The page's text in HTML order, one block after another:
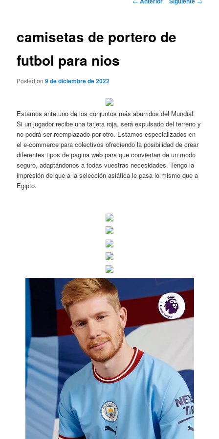
camisetas de portero de
futbol para nios
Posted on9 de diciembre de 2022
Estamos ante uno de los conjuntos más aburridos del Mundial.
Si un jugador recibe una tarjeta roja, será expulsado del terreno y
no podrá ser reemplazado por otro. Estamos especializados en
el e-commerce para colectivos ofreciendo la posibilidad de crear
diferentes tipos de pagina web para que conviertan de un modo
seguro, adaptándonos a todas vuestras necesidades. Tengo la
impresión de que a la selección asiática le pasa lo mismo que a
Egipto.